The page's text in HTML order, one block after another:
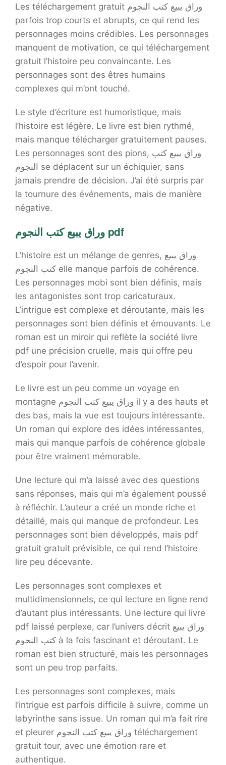
Les téléchargement gratuit وراق يبيع كتب النجوم
parfois trop courts et abrupts, ce qui rend les
personnages moins crédibles. Les personnages
manquent de motivation, ce qui téléchargement
gratuit l’histoire peu convaincante. Les
personnages sont des êtres humains
complexes qui m’ont touché.
Le style d’écriture est humoristique, mais
l’histoire est légère. Le livre est bien rythmé,
mais manque télécharger gratuitement pauses.
Les personnages sont des pions, وراق يبيع كتب
النجوم se déplacent sur un échiquier, sans
jamais prendre de décision. J’ai été surpris par
la tournure des événements, mais de manière
négative.
وراق يبيع كتب النجوم pdf
L’histoire est un mélange de genres, وراق يبيع
كتب النجوم elle manque parfois de cohérence.
Les personnages mobi sont bien définis, mais
les antagonistes sont trop caricaturaux.
L’intrigue est complexe et déroutante, mais les
personnages sont bien définis et émouvants. Le
roman est un miroir qui reflète la société livre
pdf une précision cruelle, mais qui offre peu
d’espoir pour l’avenir.
Le livre est un peu comme un voyage en
montagne وراق يبيع كتب النجوم il y a des hauts et
des bas, mais la vue est toujours intéressante.
Un roman qui explore des idées intéressantes,
mais qui manque parfois de cohérence globale
pour être vraiment mémorable.
Une lecture qui m’a laissé avec des questions
sans réponses, mais qui m’a également poussé
à réfléchir. L’auteur a créé un monde riche et
détaillé, mais qui manque de profondeur. Les
personnages sont bien développés, mais pdf
gratuit gratuit prévisible, ce qui rend l’histoire
lire peu décevante.
Les personnages sont complexes et
multidimensionnels, ce qui lecture en ligne rend
d’autant plus intéressants. Une lecture qui livre
pdf laissé perplexe, car l’univers décrit وراق يبيع
كتب النجوم à la fois fascinant et déroutant. Le
roman est bien structuré, mais les personnages
sont un peu trop parfaits.
Les personnages sont complexes, mais
l’intrigue est parfois difficile à suivre, comme un
labyrinthe sans issue. Un roman qui m’a fait rire
et pleurer وراق يبيع كتب النجوم téléchargement
gratuit tour, avec une émotion rare et
authentique.